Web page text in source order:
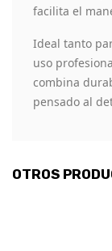
facilita el
Ideal tanto
uso
combina
pensado al
OTROS